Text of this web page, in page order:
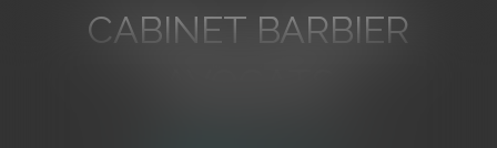
CABINET BARBIER